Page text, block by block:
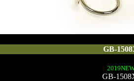
GB-
GB-